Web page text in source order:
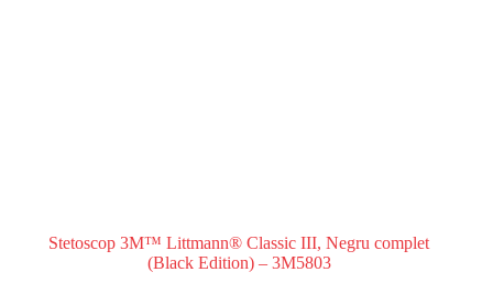
Stetoscop 3M™ Littmann® Classic III, Negru complet
(Black Edition) – 3M5803